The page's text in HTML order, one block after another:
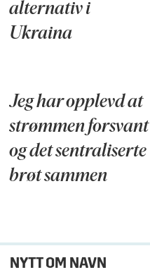
alternativ i
Ukraina
Jeg har opplevd at
strømmen forsvant
og det sentraliserte
brøt sammen
NYTT OM NAVN